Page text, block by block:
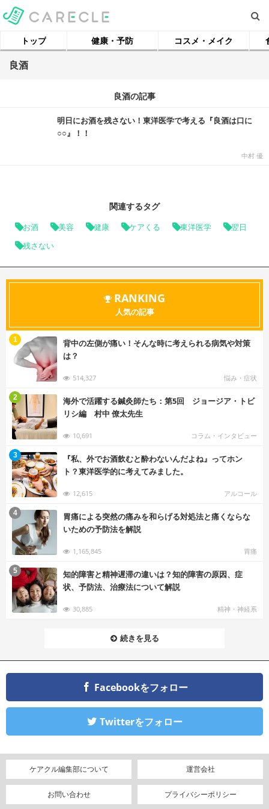
トップ 健康・予防 コスメ・メイク
良酒
良酒の記事
明日にお酒を残さない！東洋医学で考える『良酒は口に
○○』！！
中村 優
関連するタグ
お酒 美容 健康 ケアくる 東洋医学 翌日
残さない
RANKING
人気の記事
背中の左側が痛い！そんな時に考えられる病気や対策
は？
514,327 悩み・症状
1
海外で活躍する鍼灸師たち：第5回 ジョージア・トビ
リシ編 村中 僚太先生
10,691 コラム・インタビュー
2
『私、外でお酒飲むと酔わないんだよね』ってホン
ト？東洋医学的に考えてみました。
12,615 アルコール
3
胃痛による突然の痛みを和らげる対処法と痛くならな
いための予防法を解説
1,165,845 胃痛
4
知的障害と精神遅滞の違いは？知的障害の原因、症
状、予防法、治療法について解説
30,885 精神・神経系
5
続きを見る
Facebookをフォロー
Twitterをフォロー
ケアクル編集部について 運営会社
お問い合わせ プライバシーポリシー